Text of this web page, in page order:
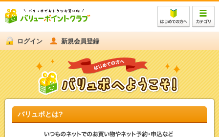
ログイン 新規会員登録
バリュポとは?